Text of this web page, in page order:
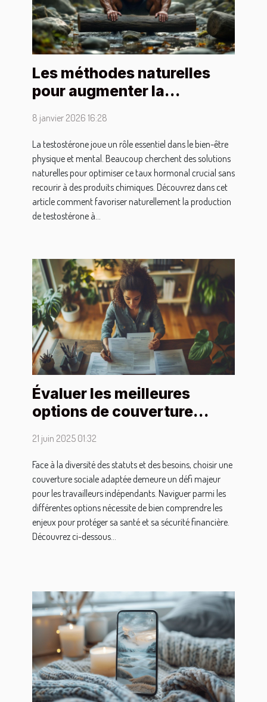
Les méthodes naturelles
pour augmenter la
8 janvier 2026 16:28
La testostérone joue un rôle essentiel dans le bien-être
physique et mental. Beaucoup cherchent des solutions
naturelles pour optimiser ce taux hormonal crucial sans
recourir à des produits chimiques. Découvrez dans cet
article comment favoriser naturellement la production
de testostérone à...
Évaluer les meilleures
options de couverture
indépendants
21 juin 2025 01:32
Face à la diversité des statuts et des besoins, choisir une
couverture sociale adaptée demeure un défi majeur
pour les travailleurs indépendants. Naviguer parmi les
différentes options nécessite de bien comprendre les
enjeux pour protéger sa santé et sa sécurité financière.
Découvrez ci-dessous...